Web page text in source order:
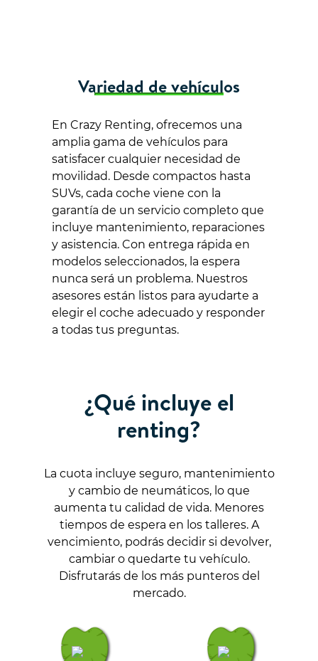
Variedad de vehículos
En Crazy Renting, ofrecemos una
amplia gama de vehículos para
satisfacer cualquier necesidad de
movilidad. Desde compactos hasta
SUVs, cada coche viene con la
garantía de un servicio completo que
incluye mantenimiento, reparaciones
y asistencia. Con entrega rápida en
modelos seleccionados, la espera
nunca será un problema. Nuestros
asesores están listos para ayudarte a
elegir el coche adecuado y responder
a todas tus preguntas.
¿Qué incluye el
renting?
La cuota incluye seguro, mantenimiento
y cambio de neumáticos, lo que
aumenta tu calidad de vida. Menores
tiempos de espera en los talleres. A
vencimiento, podrás decidir si devolver,
cambiar o quedarte tu vehículo.
Disfrutarás de los más punteros del
mercado.